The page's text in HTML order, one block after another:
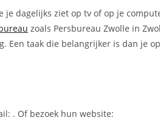
dagelijks ziet op tv of op je
zoals Persbureau Zwolle in
Een taak die belangrijker is dan je
. Of bezoek hun website: